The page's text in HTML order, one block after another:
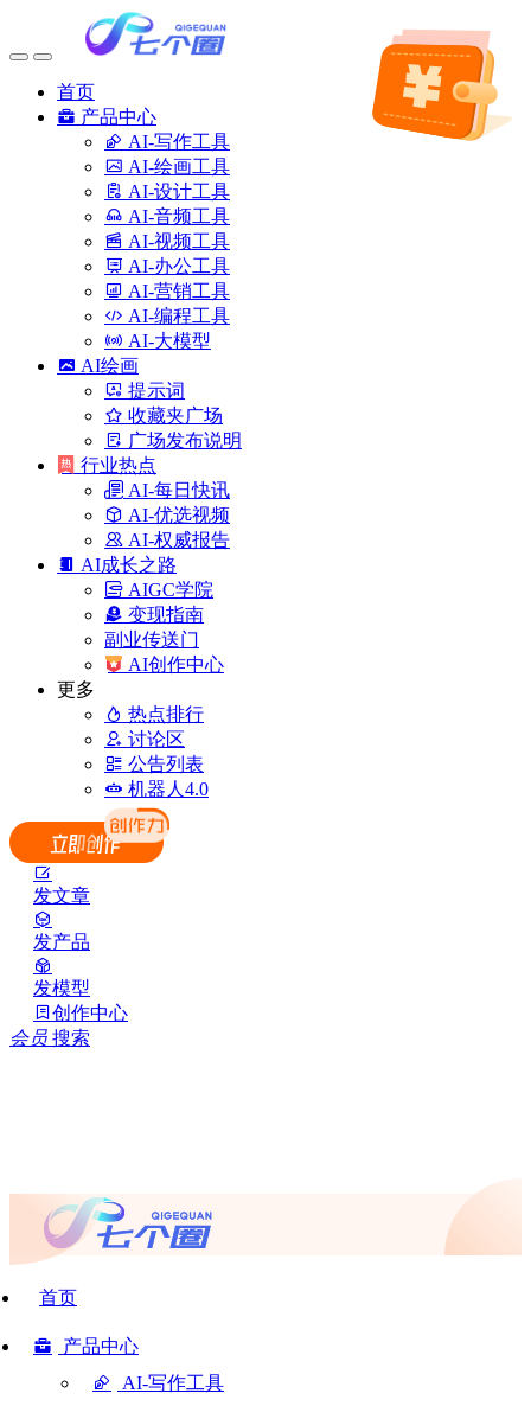
首页
产品中心
AI-写作工具
AI-绘画工具
AI-设计工具
AI-音频工具
AI-视频工具
AI-办公工具
AI-营销工具
AI-编程工具
AI-大模型
AI绘画
提示词
收藏夹广场
广场发布说明
行业热点
AI-每日快讯
AI-优选视频
AI-权威报告
AI成长之路
AIGC学院
变现指南
副业传送门
AI创作中心
更多
热点排行
讨论区
公告列表
机器人4.0
发文章
发产品
发模型
创作中心
会员 搜索
首页
产品中心
AI-写作工具